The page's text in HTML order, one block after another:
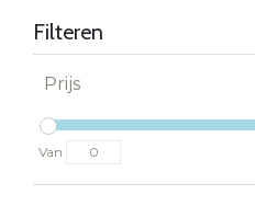
Filteren
Prijs
Van